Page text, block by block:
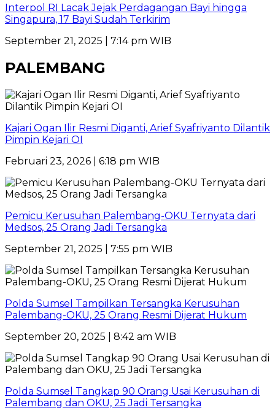
Interpol RI Lacak Jejak Perdagangan Bayi hingga
Singapura, 17 Bayi Sudah Terkirim
September 21, 2025 | 7:14 pm WIB
PALEMBANG
Kajari Ogan Ilir Resmi Diganti, Arief Syafriyanto Dilantik
Pimpin Kejari OI
Februari 23, 2026 | 6:18 pm WIB
Pemicu Kerusuhan Palembang-OKU Ternyata dari
Medsos, 25 Orang Jadi Tersangka
September 21, 2025 | 7:55 pm WIB
Polda Sumsel Tampilkan Tersangka Kerusuhan
Palembang-OKU, 25 Orang Resmi Dijerat Hukum
September 20, 2025 | 8:42 am WIB
Polda Sumsel Tangkap 90 Orang Usai Kerusuhan di
Palembang dan OKU, 25 Jadi Tersangka